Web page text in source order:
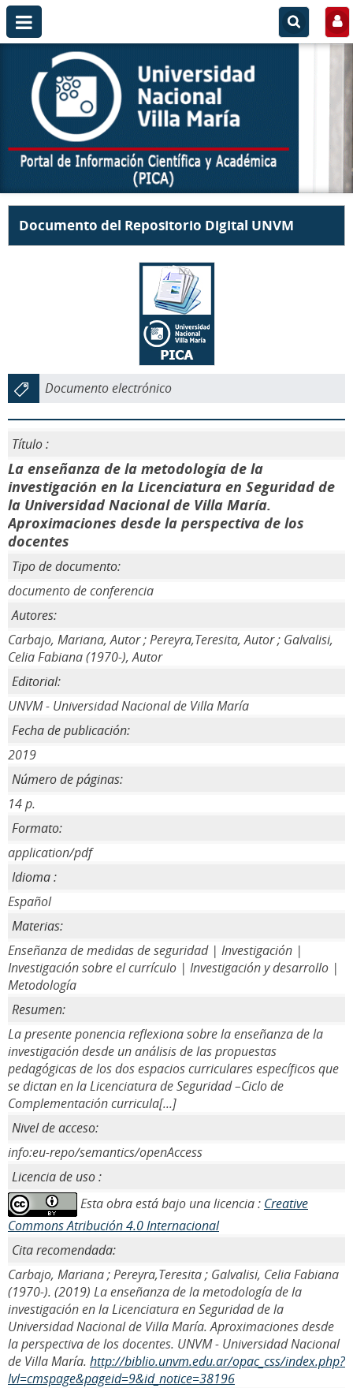
Documento del Repositorio Digital UNVM
Documento electrónico
Título :
La enseñanza de la metodología de la
investigación en la Licenciatura en Seguridad de
la Universidad Nacional de Villa María.
Aproximaciones desde la perspectiva de los
docentes
Tipo de documento:
documento de conferencia
Autores:
Carbajo, Mariana, Autor ; Pereyra,Teresita, Autor ; Galvalisi,
Celia Fabiana (1970-), Autor
Editorial:
UNVM - Universidad Nacional de Villa María
Fecha de publicación:
2019
Número de páginas:
14 p.
Formato:
application/pdf
Idioma :
Español
Materias:
Enseñanza de medidas de seguridad | Investigación |
Investigación sobre el currículo | Investigación y desarrollo |
Metodología
Resumen:
La presente ponencia reflexiona sobre la enseñanza de la
investigación desde un análisis de las propuestas
pedagógicas de los dos espacios curriculares específicos que
se dictan en la Licenciatura de Seguridad –Ciclo de
Complementación curricula[...]
Nivel de acceso:
info:eu-repo/semantics/openAccess
Licencia de uso :
Esta obra está bajo una licencia : Creative
Commons Atribución 4.0 Internacional
Cita recomendada:
Carbajo, Mariana ; Pereyra,Teresita ; Galvalisi, Celia Fabiana
(1970-). (2019) La enseñanza de la metodología de la
investigación en la Licenciatura en Seguridad de la
Universidad Nacional de Villa María. Aproximaciones desde
la perspectiva de los docentes. UNVM - Universidad Nacional
de Villa María. http://biblio.unvm.edu.ar/opac_css/index.php?
lvl=cmspage&pageid=9&id_notice=38196